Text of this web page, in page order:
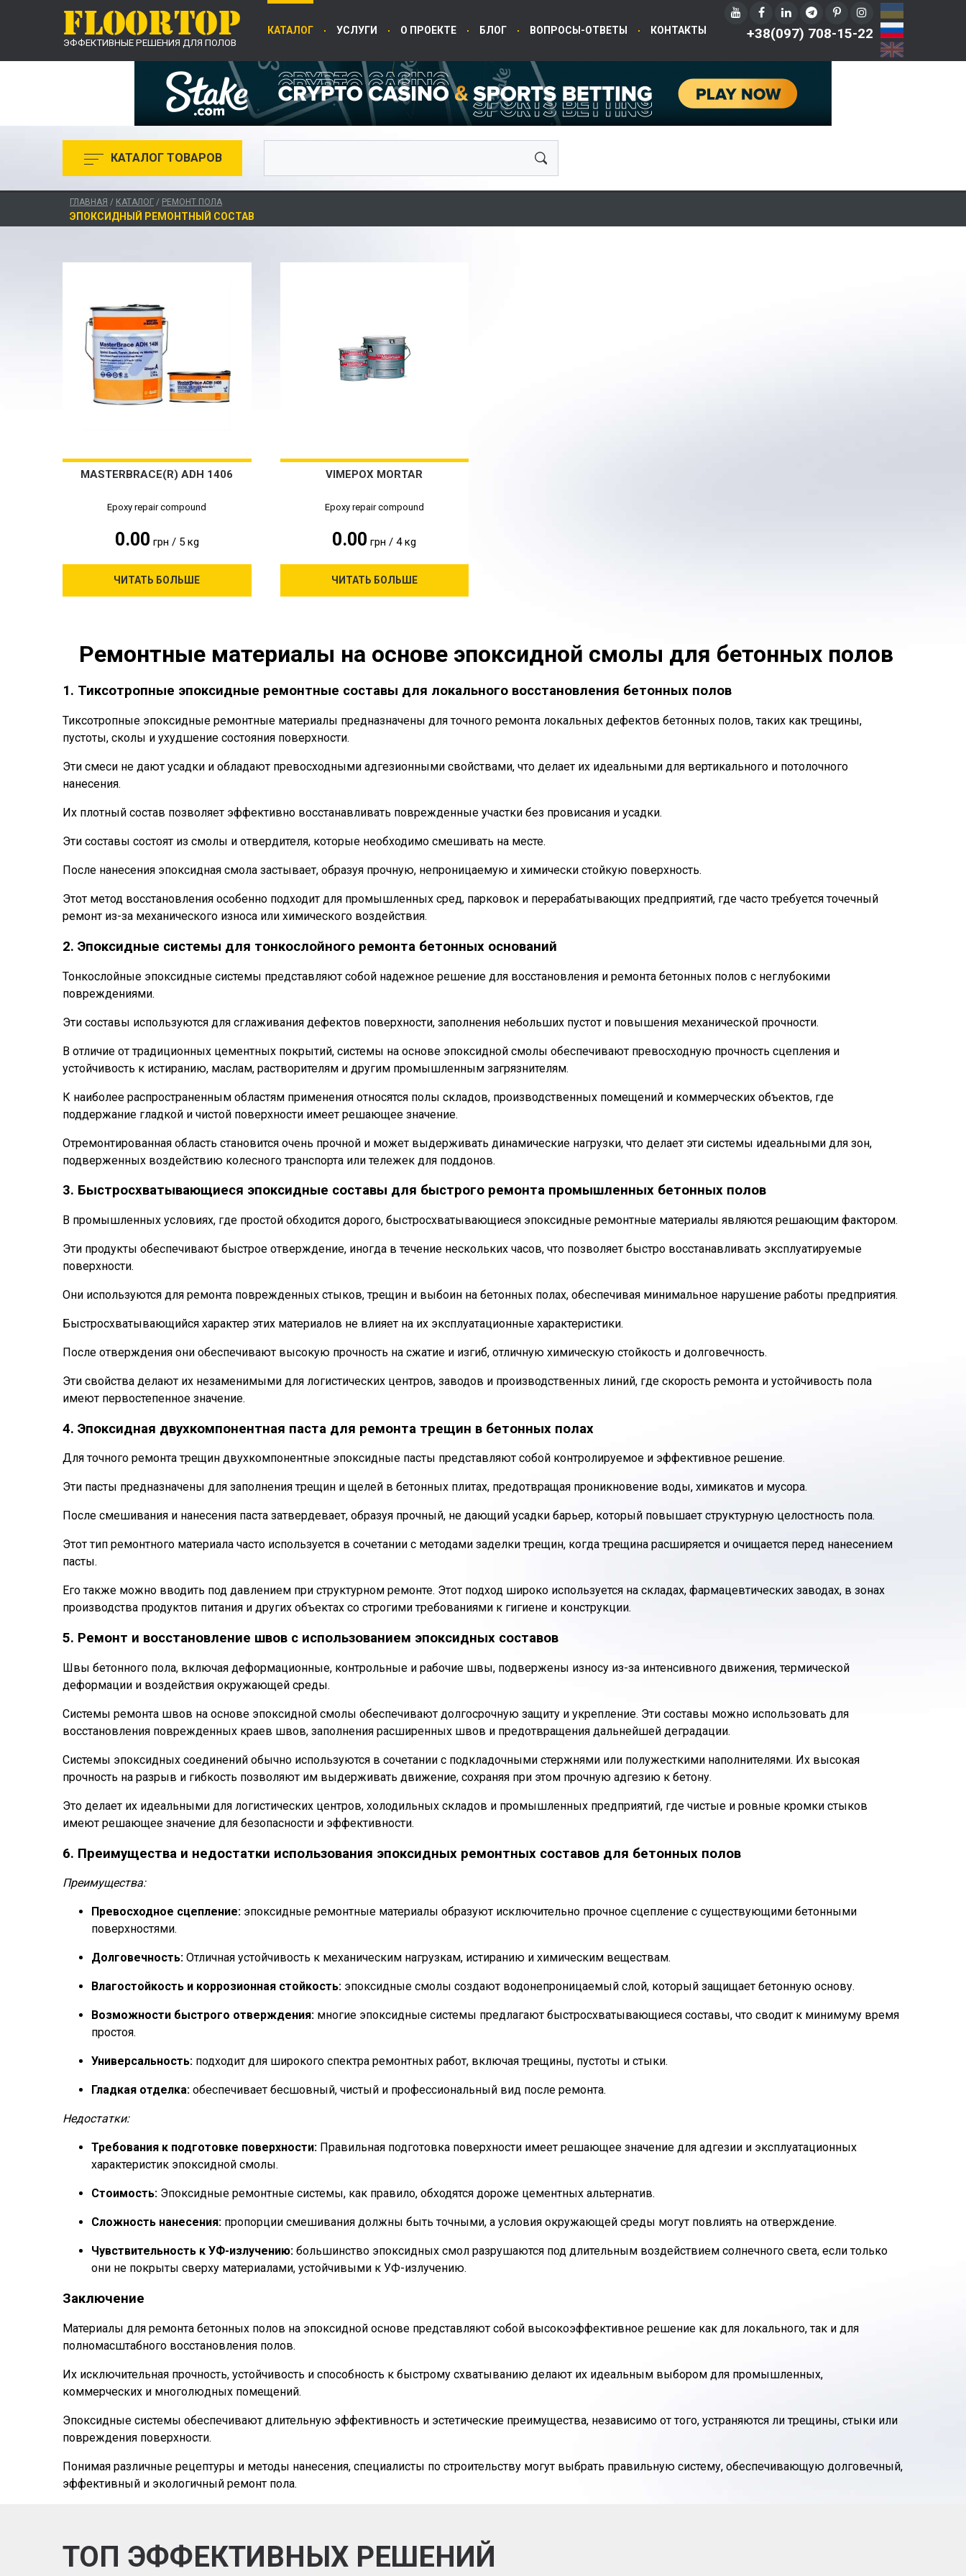
ЭФФЕКТИВНЫЕ РЕШЕНИЯ ДЛЯ ПОЛОВ
КАТАЛОГ УСЛУГИ О ПРОЕКТЕ БЛОГ ВОПРОСЫ-ОТВЕТЫ КОНТАКТЫ +38(097) 708-15-22
КАТАЛОГ ТОВАРОВ
ГЛАВНАЯ / КАТАЛОГ / РЕМОНТ ПОЛА
ЭПОКСИДНЫЙ РЕМОНТНЫЙ СОСТАВ
MASTERBRACE(R) ADH 1406
Epoxy repair compound
0.00 грн / 5 кg
ЧИТАТЬ БОЛЬШЕ
VIMЕPOX MORTAR
Epoxy repair compound
0.00 грн / 4 кg
ЧИТАТЬ БОЛЬШЕ
Ремонтные материалы на основе эпоксидной смолы для бетонных полов
1. Тиксотропные эпоксидные ремонтные составы для локального восстановления бетонных полов
Тиксотропные эпоксидные ремонтные материалы предназначены для точного ремонта локальных дефектов бетонных полов, таких как трещины,
пустоты, сколы и ухудшение состояния поверхности.
Эти смеси не дают усадки и обладают превосходными адгезионными свойствами, что делает их идеальными для вертикального и потолочного
нанесения.
Их плотный состав позволяет эффективно восстанавливать поврежденные участки без провисания и усадки.
Эти составы состоят из смолы и отвердителя, которые необходимо смешивать на месте.
После нанесения эпоксидная смола застывает, образуя прочную, непроницаемую и химически стойкую поверхность.
Этот метод восстановления особенно подходит для промышленных сред, парковок и перерабатывающих предприятий, где часто требуется точечный
ремонт из-за механического износа или химического воздействия.
2. Эпоксидные системы для тонкослойного ремонта бетонных оснований
Тонкослойные эпоксидные системы представляют собой надежное решение для восстановления и ремонта бетонных полов с неглубокими
повреждениями.
Эти составы используются для сглаживания дефектов поверхности, заполнения небольших пустот и повышения механической прочности.
В отличие от традиционных цементных покрытий, системы на основе эпоксидной смолы обеспечивают превосходную прочность сцепления и
устойчивость к истиранию, маслам, растворителям и другим промышленным загрязнителям.
К наиболее распространенным областям применения относятся полы складов, производственных помещений и коммерческих объектов, где
поддержание гладкой и чистой поверхности имеет решающее значение.
Отремонтированная область становится очень прочной и может выдерживать динамические нагрузки, что делает эти системы идеальными для зон,
подверженных воздействию колесного транспорта или тележек для поддонов.
3. Быстросхватывающиеся эпоксидные составы для быстрого ремонта промышленных бетонных полов
В промышленных условиях, где простой обходится дорого, быстросхватывающиеся эпоксидные ремонтные материалы являются решающим фактором.
Эти продукты обеспечивают быстрое отверждение, иногда в течение нескольких часов, что позволяет быстро восстанавливать эксплуатируемые
поверхности.
Они используются для ремонта поврежденных стыков, трещин и выбоин на бетонных полах, обеспечивая минимальное нарушение работы предприятия.
Быстросхватывающийся характер этих материалов не влияет на их эксплуатационные характеристики.
После отверждения они обеспечивают высокую прочность на сжатие и изгиб, отличную химическую стойкость и долговечность.
Эти свойства делают их незаменимыми для логистических центров, заводов и производственных линий, где скорость ремонта и устойчивость пола
имеют первостепенное значение.
4. Эпоксидная двухкомпонентная паста для ремонта трещин в бетонных полах
Для точного ремонта трещин двухкомпонентные эпоксидные пасты представляют собой контролируемое и эффективное решение.
Эти пасты предназначены для заполнения трещин и щелей в бетонных плитах, предотвращая проникновение воды, химикатов и мусора.
После смешивания и нанесения паста затвердевает, образуя прочный, не дающий усадки барьер, который повышает структурную целостность пола.
Этот тип ремонтного материала часто используется в сочетании с методами заделки трещин, когда трещина расширяется и очищается перед нанесением
пасты.
Его также можно вводить под давлением при структурном ремонте. Этот подход широко используется на складах, фармацевтических заводах, в зонах
производства продуктов питания и других объектах со строгими требованиями к гигиене и конструкции.
5. Ремонт и восстановление швов с использованием эпоксидных составов
Швы бетонного пола, включая деформационные, контрольные и рабочие швы, подвержены износу из-за интенсивного движения, термической
деформации и воздействия окружающей среды.
Системы ремонта швов на основе эпоксидной смолы обеспечивают долгосрочную защиту и укрепление. Эти составы можно использовать для
восстановления поврежденных краев швов, заполнения расширенных швов и предотвращения дальнейшей деградации.
Системы эпоксидных соединений обычно используются в сочетании с подкладочными стержнями или полужесткими наполнителями. Их высокая
прочность на разрыв и гибкость позволяют им выдерживать движение, сохраняя при этом прочную адгезию к бетону.
Это делает их идеальными для логистических центров, холодильных складов и промышленных предприятий, где чистые и ровные кромки стыков
имеют решающее значение для безопасности и эффективности.
6. Преимущества и недостатки использования эпоксидных ремонтных составов для бетонных полов
Преимущества:
Превосходное сцепление: эпоксидные ремонтные материалы образуют исключительно прочное сцепление с существующими бетонными
поверхностями.
Долговечность: Отличная устойчивость к механическим нагрузкам, истиранию и химическим веществам.
Влагостойкость и коррозионная стойкость: эпоксидные смолы создают водонепроницаемый слой, который защищает бетонную основу.
Возможности быстрого отверждения: многие эпоксидные системы предлагают быстросхватывающиеся составы, что сводит к минимуму время
простоя.
Универсальность: подходит для широкого спектра ремонтных работ, включая трещины, пустоты и стыки.
Гладкая отделка: обеспечивает бесшовный, чистый и профессиональный вид после ремонта.
Недостатки:
Требования к подготовке поверхности: Правильная подготовка поверхности имеет решающее значение для адгезии и эксплуатационных
характеристик эпоксидной смолы.
Стоимость: Эпоксидные ремонтные системы, как правило, обходятся дороже цементных альтернатив.
Сложность нанесения: пропорции смешивания должны быть точными, а условия окружающей среды могут повлиять на отверждение.
Чувствительность к УФ-излучению: большинство эпоксидных смол разрушаются под длительным воздействием солнечного света, если только
они не покрыты сверху материалами, устойчивыми к УФ-излучению.
Заключение
Материалы для ремонта бетонных полов на эпоксидной основе представляют собой высокоэффективное решение как для локального, так и для
полномасштабного восстановления полов.
Их исключительная прочность, устойчивость и способность к быстрому схватыванию делают их идеальным выбором для промышленных,
коммерческих и многолюдных помещений.
Эпоксидные системы обеспечивают длительную эффективность и эстетические преимущества, независимо от того, устраняются ли трещины, стыки или
повреждения поверхности.
Понимая различные рецептуры и методы нанесения, специалисты по строительству могут выбрать правильную систему, обеспечивающую долговечный,
эффективный и экологичный ремонт пола.
ТОП ЭФФЕКТИВНЫХ РЕШЕНИЙ